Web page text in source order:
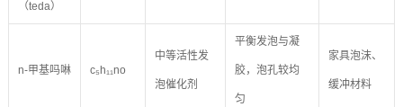
（teda）
n-甲基吗啉 c₅h₁₁no
中等活性发
泡催化剂
平衡发泡与凝
胶，泡孔较均
匀
家具泡沫、
缓冲材料